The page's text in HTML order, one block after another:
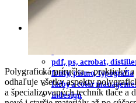
ZÁKAZKY
NÁVODY
pdf, ps, acrobat,
fonty, písmo, typografia
farby a color
indesign
Polygrafická príručka – praktický
odhaľuje všetky aspekty
a špecializovaných techník tlače a